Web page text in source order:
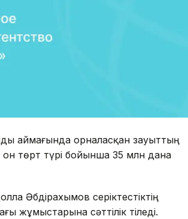
аймағында орналасқан зауыттың
төрт түрі бойынша 35 млн дана
Әбдірахымов серіктестіктің
жұмыстарына сәттілік тіледі.